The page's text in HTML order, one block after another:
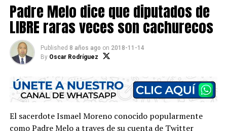
Padre Melo dice que diputados de
LIBRE raras veces son cachurecos
Published 8 años ago on 2018-11-14
By Oscar Rodríguez
El sacerdote Ismael Moreno conocido popularmente
como Padre Melo a traves de su cuenta de Twitter